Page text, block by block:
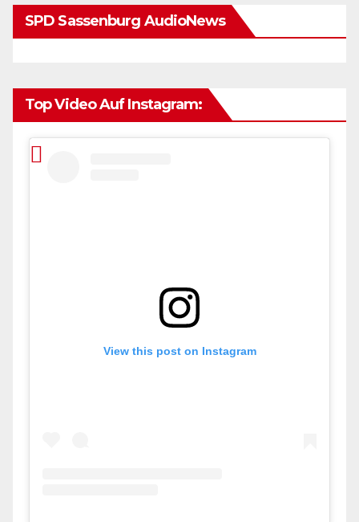
SPD Sassenburg AudioNews
Top Video Auf Instagram:
View this post on Instagram